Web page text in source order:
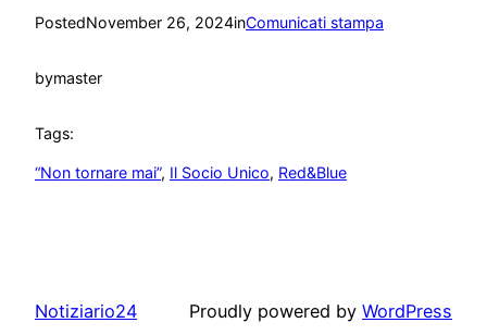
PostedNovember 26, 2024inComunicati stampa
bymaster
Tags:
“Non tornare mai”, Il Socio Unico, Red&Blue
Notiziario24 Proudly powered by WordPress